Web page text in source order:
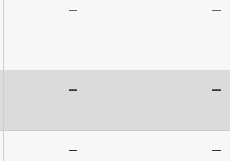
— —
— —
— —